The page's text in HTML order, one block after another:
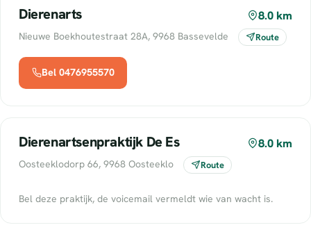
Dierenarts 8.0 km
Nieuwe Boekhoutestraat 28A, 9968 Bassevelde Route
Bel 0476955570
Dierenartsenpraktijk De Es 8.0 km
Oosteeklodorp 66, 9968 Oosteeklo Route
Bel deze praktijk, de voicemail vermeldt wie van wacht is.